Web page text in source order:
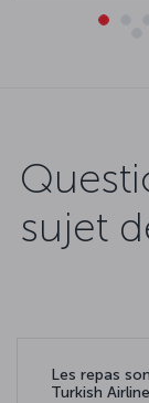
sujet
Les repas
Turkish